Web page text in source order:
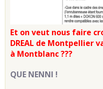
Et on veut nous faire
DREAL de Montpellier
à Montblanc ???
QUE NENNI !